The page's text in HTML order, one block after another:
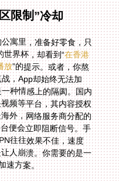
限制”冷却
寓里，准备好零食，只
界杯，却看到“在香港
放”的提示。或者，你熬
夜等待西班牙对阵奥地利的焦点战，App却始终无法加
载。这不仅仅是技术问题，更是一种情感上的隔阂。国内
主流的腾讯体育、咪咕视频、央视频等平台，其内容授权
仅限于中国大陆地区。当你身处海外，网络服务商分配的
IP地址暴露了你的真实位置，平台便会立即阻断信号。手
动更换DNS或使用普通的免费VPN往往效果不佳，速度
慢、不稳定，关键时刻掉线更是让人崩溃。你需要的是一
速方案。